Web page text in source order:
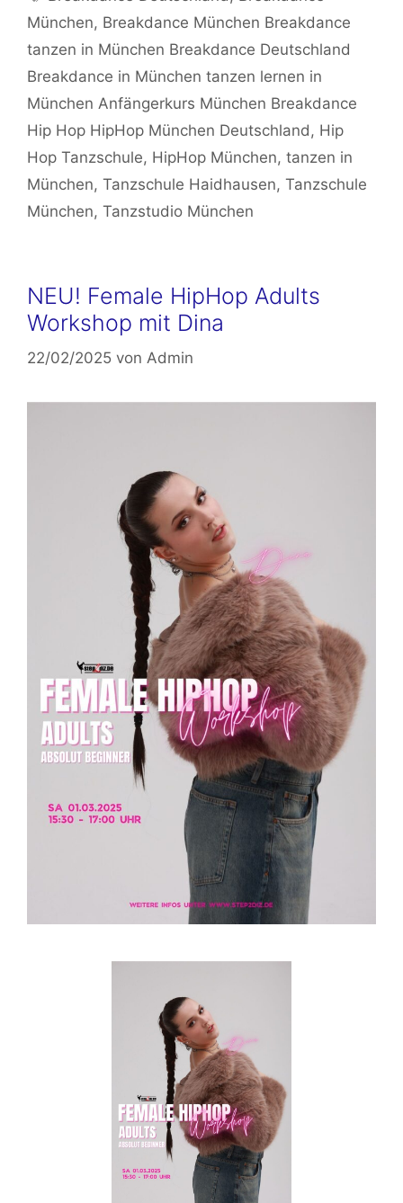
München, Breakdance München Breakdance
tanzen in München Breakdance Deutschland
Breakdance in München tanzen lernen in
München Anfängerkurs München Breakdance
Hip Hop HipHop München Deutschland, Hip
Hop Tanzschule, HipHop München, tanzen in
München, Tanzschule Haidhausen, Tanzschule
München, Tanzstudio München
NEU! Female HipHop Adults
Workshop mit Dina
22/02/2025 von Admin